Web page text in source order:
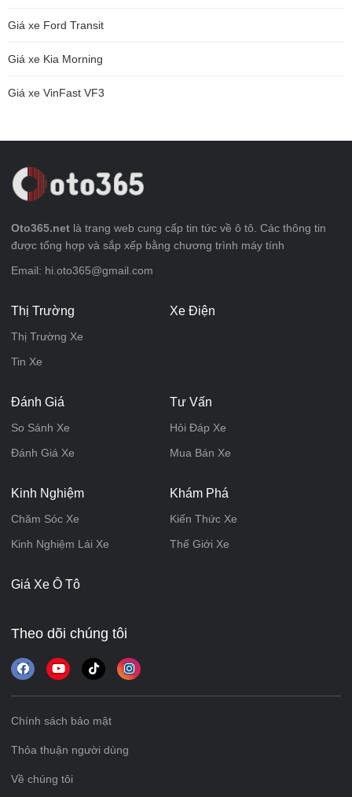
Giá xe Ford Transit
Giá xe Kia Morning
Giá xe VinFast VF3
Oto365.net là trang web cung cấp tin tức về ô tô. Các thông tin
được tổng hợp và sắp xếp bằng chương trình máy tính
Email: hi.oto365@gmail.com
Thị Trường
Thị Trường Xe
Tin Xe
Xe Điện
Đánh Giá
So Sánh Xe
Đánh Giá Xe
Tư Vấn
Hỏi Đáp Xe
Mua Bán Xe
Kinh Nghiệm
Chăm Sóc Xe
Kinh Nghiệm Lái Xe
Khám Phá
Kiến Thức Xe
Thế Giới Xe
Giá Xe Ô Tô
Theo dõi chúng tôi
Chính sách bảo mật
Thỏa thuận người dùng
Về chúng tôi